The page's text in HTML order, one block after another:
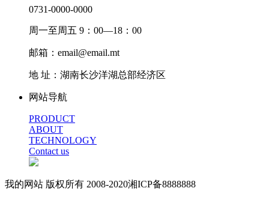
0731-0000-0000
周一至周五 9：00—18：00
邮箱：email@email.mt
地 址：湖南长沙洋湖总部经济区
网站导航
PRODUCT
ABOUT
TECHNOLOGY
Contact us
我的网站 版权所有 2008-2020湘ICP备8888888